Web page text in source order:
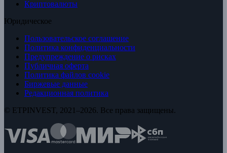
Криптовалюты
Юридическое
Пользовательское соглашение
Политика конфиденциальности
Предупреждение о рисках
Публичная оферта
Политика файлов cookie
Биржевые данные
Редакционная политика
© ETPINVEST, 2021–2026. Все права защищены.